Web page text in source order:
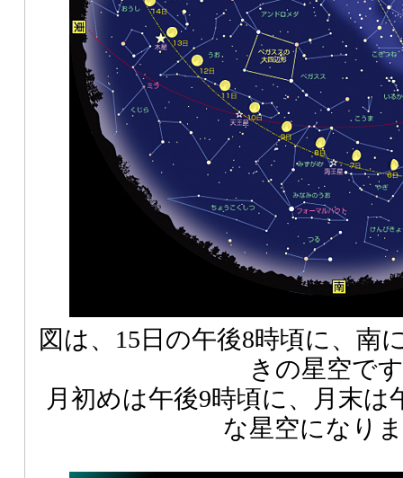
図は、15日の午後8時頃に、南
きの星空で
月初めは午後9時頃に、月末は
な星空になり